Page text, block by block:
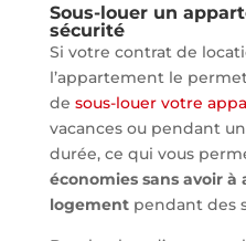
Sous-louer un
sécurité
Si votre contrat de
l’appartement le
de sous-louer votre
vacances ou pendant
durée, ce qui vous
économies sans avoir
logementpendant des